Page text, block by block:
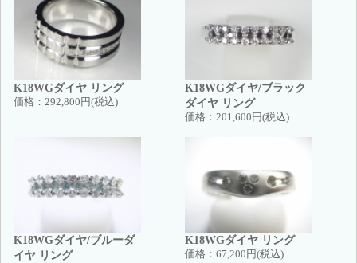
K18WGダイヤ リング
価格： 292,800円(税込)
K18WGダイヤ/ブラック
ダイヤ リング
価格： 201,600円(税込)
K18WGダイヤ/ブルーダ
イヤ リング
K18WGダイヤ リング
価格： 67,200円(税込)